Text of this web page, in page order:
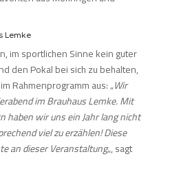
Lemke
im sportlichen Sinne kein guter
den Pokal bei sich zu behalten,
Rahmenprogramm aus: „Wir
im Brauhaus Lemke. Mit
haben wir uns ein Jahr lang nicht
viel zu erzählen! Diese
an dieser Veranstaltung„, sagt